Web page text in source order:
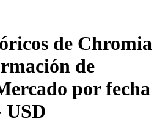
de Chromia
de
por fecha
USD